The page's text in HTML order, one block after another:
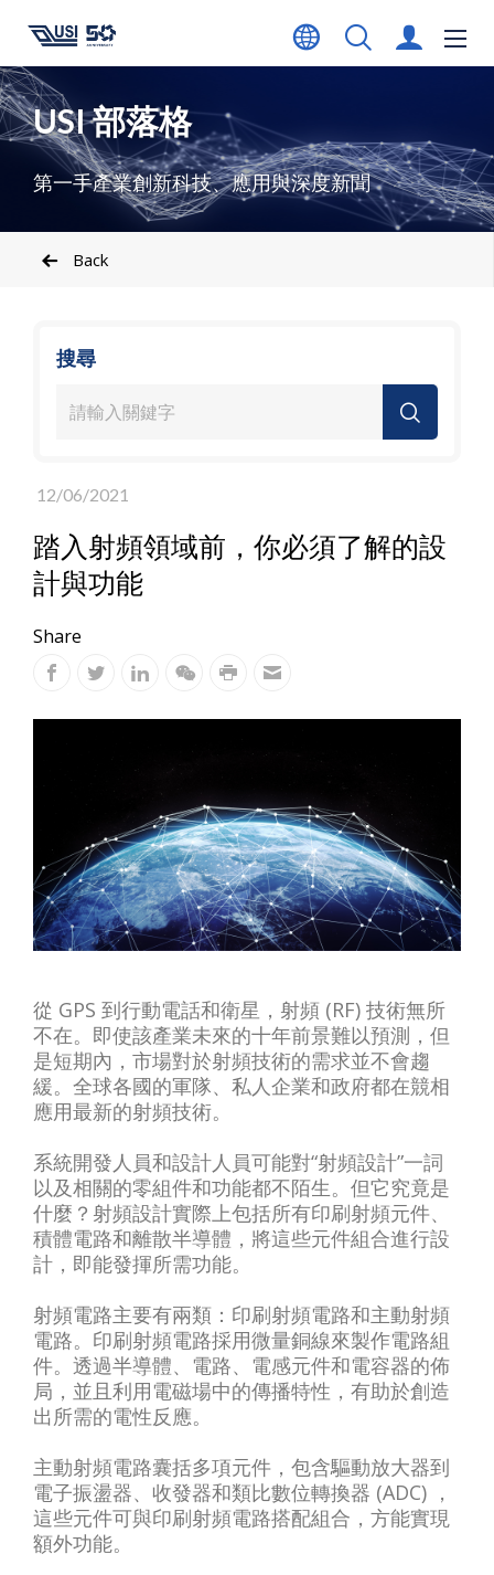
USI 部落格
第一手產業創新科技、應用與深度新聞
Back
搜尋
12/06/2021
踏入射頻領域前，你必須了解的設
計與功能
Share
從 GPS 到行動電話和衛星，射頻 (RF) 技術無所
不在。即使該產業未來的十年前景難以預測，但
是短期內，市場對於射頻技術的需求並不會趨
緩。全球各國的軍隊、私人企業和政府都在競相
應用最新的射頻技術。
系統開發人員和設計人員可能對“射頻設計”一詞
以及相關的零組件和功能都不陌生。但它究竟是
什麼？射頻設計實際上包括所有印刷射頻元件、
積體電路和離散半導體，將這些元件組合進行設
計，即能發揮所需功能。
射頻電路主要有兩類：印刷射頻電路和主動射頻
電路。印刷射頻電路採用微量銅線來製作電路組
件。透過半導體、電路、電感元件和電容器的佈
局，並且利用電磁場中的傳播特性，有助於創造
出所需的電性反應。
主動射頻電路囊括多項元件，包含驅動放大器到
電子振盪器、收發器和類比數位轉換器 (ADC) ，
這些元件可與印刷射頻電路搭配組合，方能實現
額外功能。